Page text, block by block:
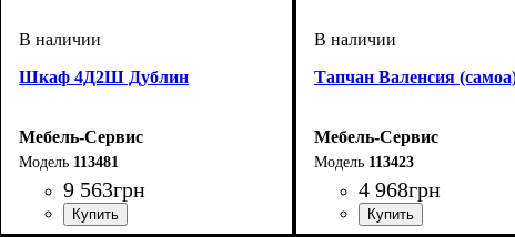
Шкаф 4Д2Ш Дублин
Мебель-Сервис
113481
9 563грн
Тапчан Валенсия
Мебель-Сервис
113423
4 968грн